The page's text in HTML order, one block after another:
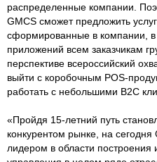
распределенные компании.
GMCS сможет предложить
сформированные в компании, в
приложений всем заказчикам
перспективе всероссийский
выйти с коробочным POS-
работать с небольшими B2C
«Пройдя 15-летний путь
конкурентом рынке, на
лидером в области